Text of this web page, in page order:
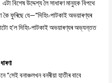
বিশেষ উদ্দেশ্য লৈ সাধাৰণ মানুহক বিপথে
কৈ ফুৰিছে যে—“দিহিং-পাটকাই অভয়াৰণ্যৰ
হ’ল দিহিং-পাটকাই অভয়াৰণ্যৰ অভ্যন্তত
“সেই বনাঞ্চলখন বনৰীয়া হাতীৰ বাবে